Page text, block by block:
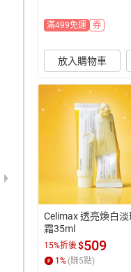
滿499免運 券
放入購物車
Celimax 透亮煥白
霜35ml
15%折後$509
1% (賺5點)